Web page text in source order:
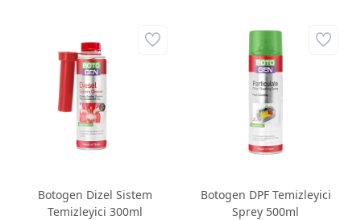
Botogen Dizel Sistem
Temizleyici 300ml
Botogen DPF Temizleyici
Sprey 500ml